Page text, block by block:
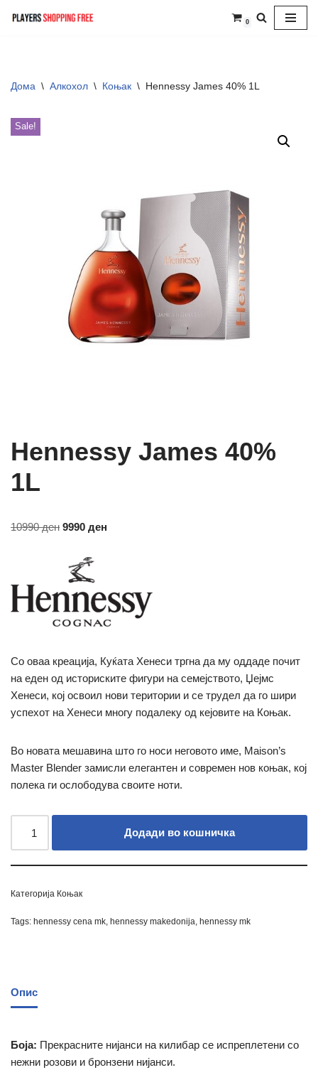
0
Дома \ Алкохол \ Коњак \ Hennessy James 40% 1L
Sale!
Hennessy James 40%
1L
10990ден 9990 ден
Со оваа креација, Куќата Хенеси тргна да му оддаде почит
на еден од историските фигури на семејството, Џејмс
Хенеси, кој освоил нови територии и се трудел да го шири
успехот на Хенеси многу подалеку од кејовите на Коњак.
Во новата мешавина што го носи неговото име, Maison’s
Master Blender замисли елегантен и современ нов коњак, кој
полека ги ослободува своите ноти.
Додади во кошничка
Категорија Коњак
Tags: hennessy cena mk, hennessy makedonija, hennessy mk
Опис
Боја: Прекрасните нијанси на килибар се испреплетени со
нежни розови и бронзени нијанси.